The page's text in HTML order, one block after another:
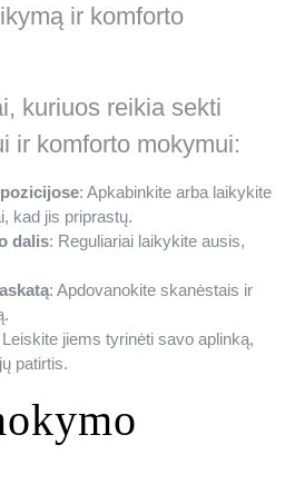
ir komforto
kuriuos reikia sekti
ir komforto mokymui:
: Apkabinkite arba laikykite
kad jis priprastų.
dalis: Reguliariai laikykite ausis,
: Apdovanokite skanėstais ir
Leiskite jiems tyrinėti savo aplinką,
patirtis.